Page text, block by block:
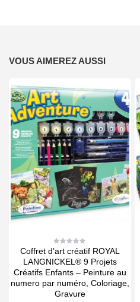
VOUS AIMEREZ AUSSI
0
out
of
5
Coffret d’art créatif ROYAL
LANGNICKEL® 9 Projets
Créatifs Enfants – Peinture au
numero par numéro, Coloriage,
Gravure